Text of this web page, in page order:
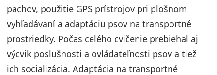
pachov, použitie GPS prístrojov pri plošnom
vyhľadávaní a adaptáciu psov na transportné
prostriedky. Počas celého cvičenie prebiehal aj
výcvik poslušnosti a ovládateľnosti psov a tiež
ich socializácia. Adaptácia na transportné